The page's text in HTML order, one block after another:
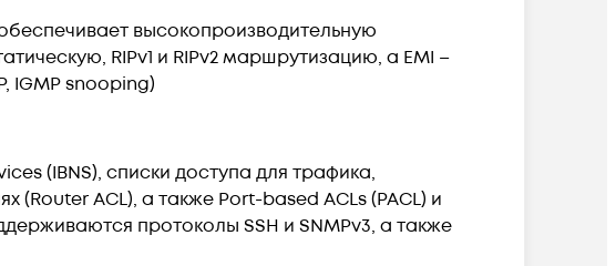
высокопроизводительную
RIPv1 и RIPv2 маршрутизацию, а EMI –
IGMP snooping)
(IBNS), списки доступа для трафика,
(Router ACL), а также Port-based ACLs (PACL) и
протоколы SSH и SNMPv3, а также